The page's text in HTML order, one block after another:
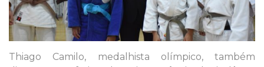
Thiago Camilo, medalhista olímpico, também